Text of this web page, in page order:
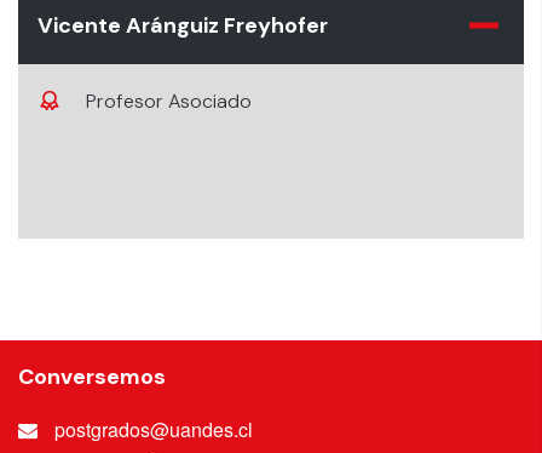
Vicente Aránguiz Freyhofer
Profesor Asociado
Conversemos
postgrados@uandes.cl